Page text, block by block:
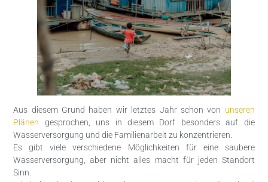
Aus diesem Grund haben wir letztes Jahr schon von unseren
Plänen gesprochen, uns in diesem Dorf besonders auf die
Wasserversorgung und die Familienarbeit zu konzentrieren.
Es gibt viele verschiedene Möglichkeiten für eine saubere
Wasserversorgung, aber nicht alles macht für jeden Standort
Sinn.